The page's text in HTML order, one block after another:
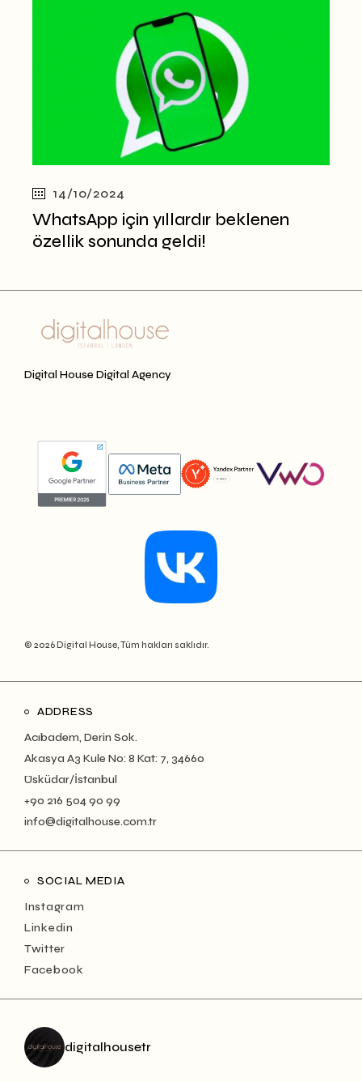
14/10/2024
WhatsApp için yıllardır beklenen
özellik sonunda geldi!
Digital House Digital Agency
© 2026 Digital House, Tüm hakları saklıdır.
ADDRESS
Acıbadem, Derin Sok.
Akasya A3 Kule No: 8 Kat: 7, 34660
Üsküdar/İstanbul
+90 216 504 90 99
info@digitalhouse.com.tr
SOCIAL MEDIA
Instagram
Linkedin
Twitter
Facebook
digitalhousetr